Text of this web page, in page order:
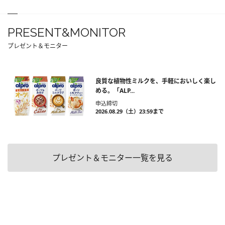
PRESENT&MONITOR
プレゼント＆モニター
良質な植物性ミルクを、手軽においしく楽し
める。「ALP...
申込締切
2026.08.29（土）23:59まで
プレゼント＆モニター一覧を見る